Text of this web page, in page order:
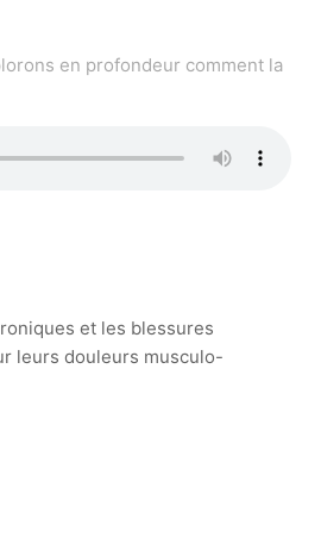
en profondeur comment la
et les blessures
leurs douleurs musculo-